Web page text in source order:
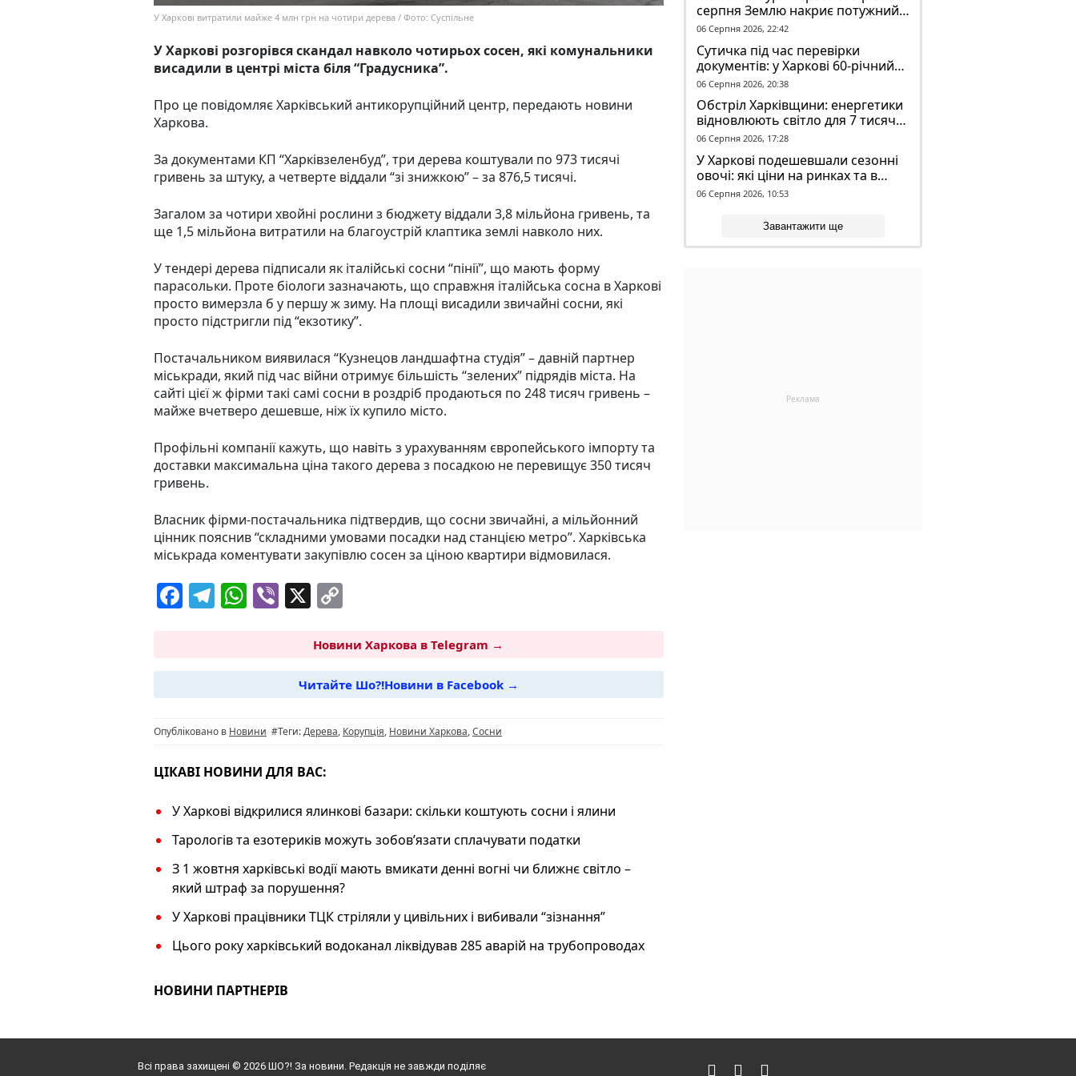
У Харкові витратили майже 4 млн грн на чотири дерева / Фото: Суспільне
У Харкові розгорівся скандал навколо чотирьох сосен, які комунальники
висадили в центрі міста біля “Градусника”.
Про це повідомляє Харківський антикорупційний центр, передають новини
Харкова.
За документами КП “Харківзеленбуд”, три дерева коштували по 973 тисячі
гривень за штуку, а четверте віддали “зі знижкою” – за 876,5 тисячі.
Загалом за чотири хвойні рослини з бюджету віддали 3,8 мільйона гривень, та
ще 1,5 мільйона витратили на благоустрій клаптика землі навколо них.
У тендері дерева підписали як італійські сосни “пінії”, що мають форму
парасольки. Проте біологи зазначають, що справжня італійська сосна в Харкові
просто вимерзла б у першу ж зиму. На площі висадили звичайні сосни, які
просто підстригли під “екзотику”.
Постачальником виявилася “Кузнецов ландшафтна студія” – давній партнер
міськради, який під час війни отримує більшість “зелених” підрядів міста. На
сайті цієї ж фірми такі самі сосни в роздріб продаються по 248 тисяч гривень –
майже вчетверо дешевше, ніж їх купило місто.
Профільні компанії кажуть, що навіть з урахуванням європейського імпорту та
доставки максимальна ціна такого дерева з посадкою не перевищує 350 тисяч
гривень.
Власник фірми-постачальника підтвердив, що сосни звичайні, а мільйонний
цінник пояснив “складними умовами посадки над станцією метро”. Харківська
міськрада коментувати закупівлю сосен за ціною квартири відмовилася.
F
e
b
o
k
T
g
ra
m
W
s
A
p
Vi X
p
y
Li
n
k
Новини Харкова в Telegram →
Читайте Шо?!Новини в Facebook →
Опубліковано в Новини #Теги:Дерева, Корупція, Новини Харкова,Сосни
ЦІКАВІ НОВИНИ ДЛЯ ВАС:
У Харкові відкрилися ялинкові базари: скільки коштують сосни і ялини
Тарологів та езотериків можуть зобовʼязати сплачувати податки
З 1 жовтня харківські водії мають вмикати денні вогні чи ближнє світло –
який штраф за порушення?
У Харкові працівники ТЦК стріляли у цивільних і вибивали “зізнання”
Цього року харківський водоканал ліквідував 285 аварій на трубопроводах
НОВИНИ ПАРТНЕРІВ
серпня Землю накриє потужний
геомагнітний шторм
06 Серпня 2026, 22:42
Сутичка під час перевірки
документів: у Харкові 60-річний
чоловік постраждав у конфлікті з
ТЦК
06 Серпня 2026, 20:38
Обстріл Харківщини: енергетики
відновлюють світло для 7 тисяч
споживачів
06 Серпня 2026, 17:28
У Харкові подешевшали сезонні
овочі: які ціни на ринках та в
магазинах
06 Серпня 2026, 10:53
Завантажити ще
Всі права захищені © 2026 ШО?! За новини. Редакція не завжди поділяє